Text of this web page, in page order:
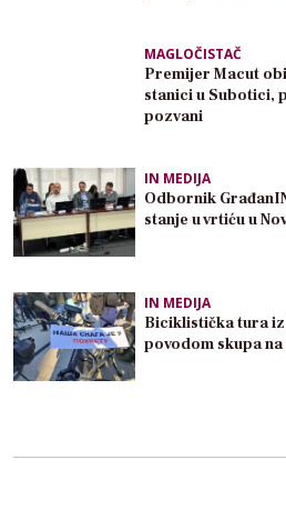
MAGLOČISTAČ
Premijer Macut
stanici u Subotici,
pozvani
IN MEDIJA
Odbornik
stanje u vrtiću u
IN MEDIJA
Biciklistička tura
povodom skupa